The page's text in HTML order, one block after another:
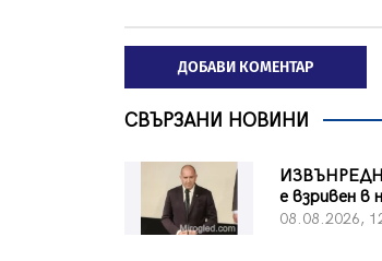
ДОБАВИ КОМЕНТАР
СВЪРЗАНИ НОВИНИ
е взривен в
08.08.2026,